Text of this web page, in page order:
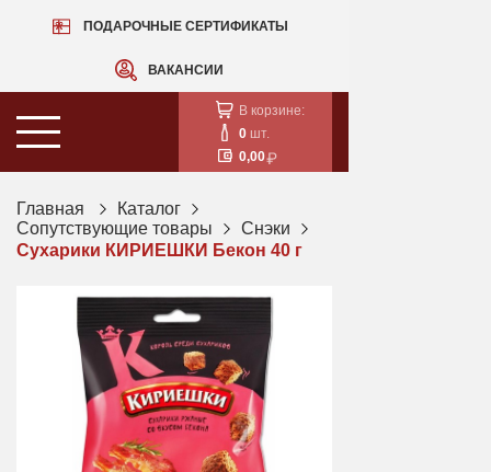
ПОДАРОЧНЫЕ СЕРТИФИКАТЫ
ВАКАНСИИ
В корзине:
0 шт.
0,00
Главная
Каталог
Сопутствующие товары
Снэки
Сухарики КИРИЕШКИ Бекон 40 г